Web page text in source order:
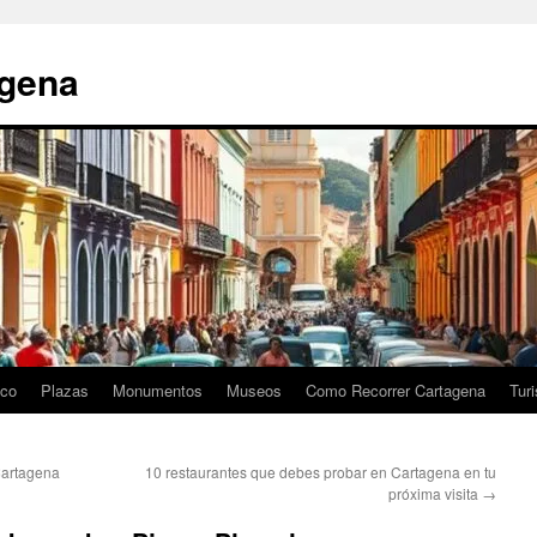
Plazas Monumentos Museos Como Recorrer Cartagena
10 restaurantes que debes probar en Cartagena en tu
próxima visita →